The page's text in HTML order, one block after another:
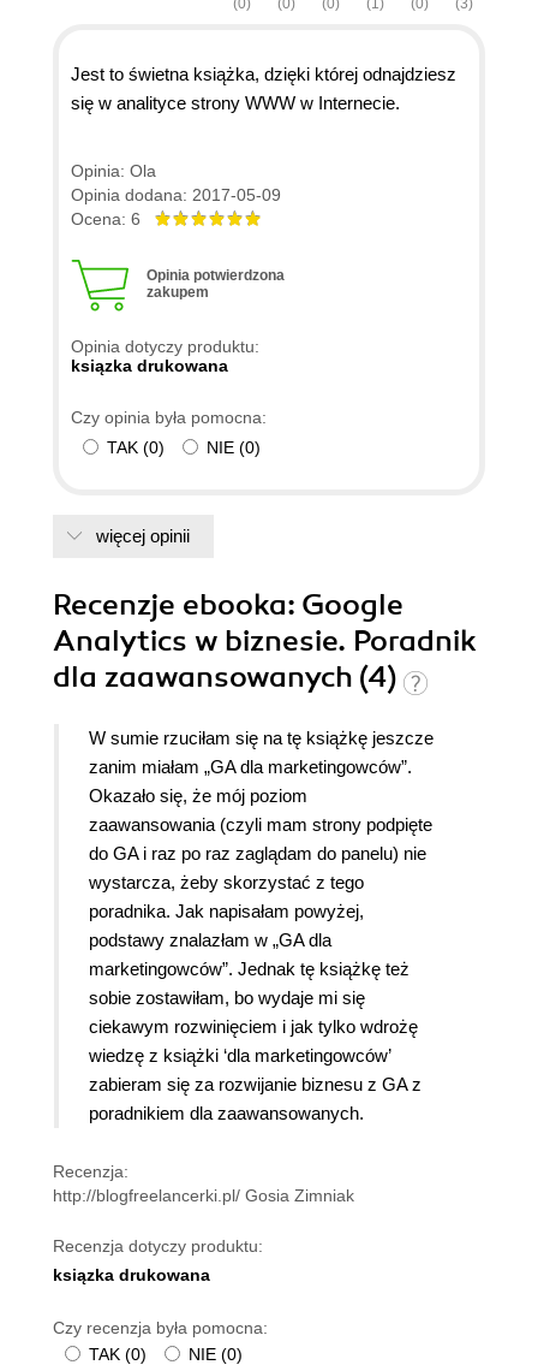
Jest to świetna książka, dzięki której odnajdziesz
się w analityce strony WWW w Internecie.
Opinia: Ola
Opinia dodana: 2017-05-09
Ocena: 6
Opinia potwierdzona
zakupem
Opinia dotyczy produktu:
ksiązka drukowana
Czy opinia była pomocna:
TAK (0) NIE (0)
więcej opinii
Recenzje ebooka: Google
Analytics w biznesie. Poradnik
dla zaawansowanych (4)
W sumie rzuciłam się na tę książkę jeszcze
zanim miałam „GA dla marketingowców”.
Okazało się, że mój poziom
zaawansowania (czyli mam strony podpięte
do GA i raz po raz zaglądam do panelu) nie
wystarcza, żeby skorzystać z tego
poradnika. Jak napisałam powyżej,
podstawy znalazłam w „GA dla
marketingowców”. Jednak tę książkę też
sobie zostawiłam, bo wydaje mi się
ciekawym rozwinięciem i jak tylko wdrożę
wiedzę z książki ‘dla marketingowców’
zabieram się za rozwijanie biznesu z GA z
poradnikiem dla zaawansowanych.
Recenzja:
http://blogfreelancerki.pl/ Gosia Zimniak
Recenzja dotyczy produktu:
ksiązka drukowana
Czy recenzja była pomocna:
TAK (0) NIE (0)